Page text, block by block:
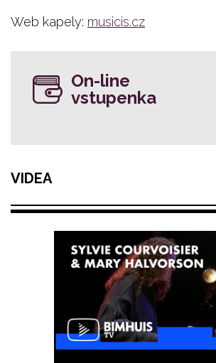
Web kapely: musicis.cz
On-line
vstupenka
VIDEA